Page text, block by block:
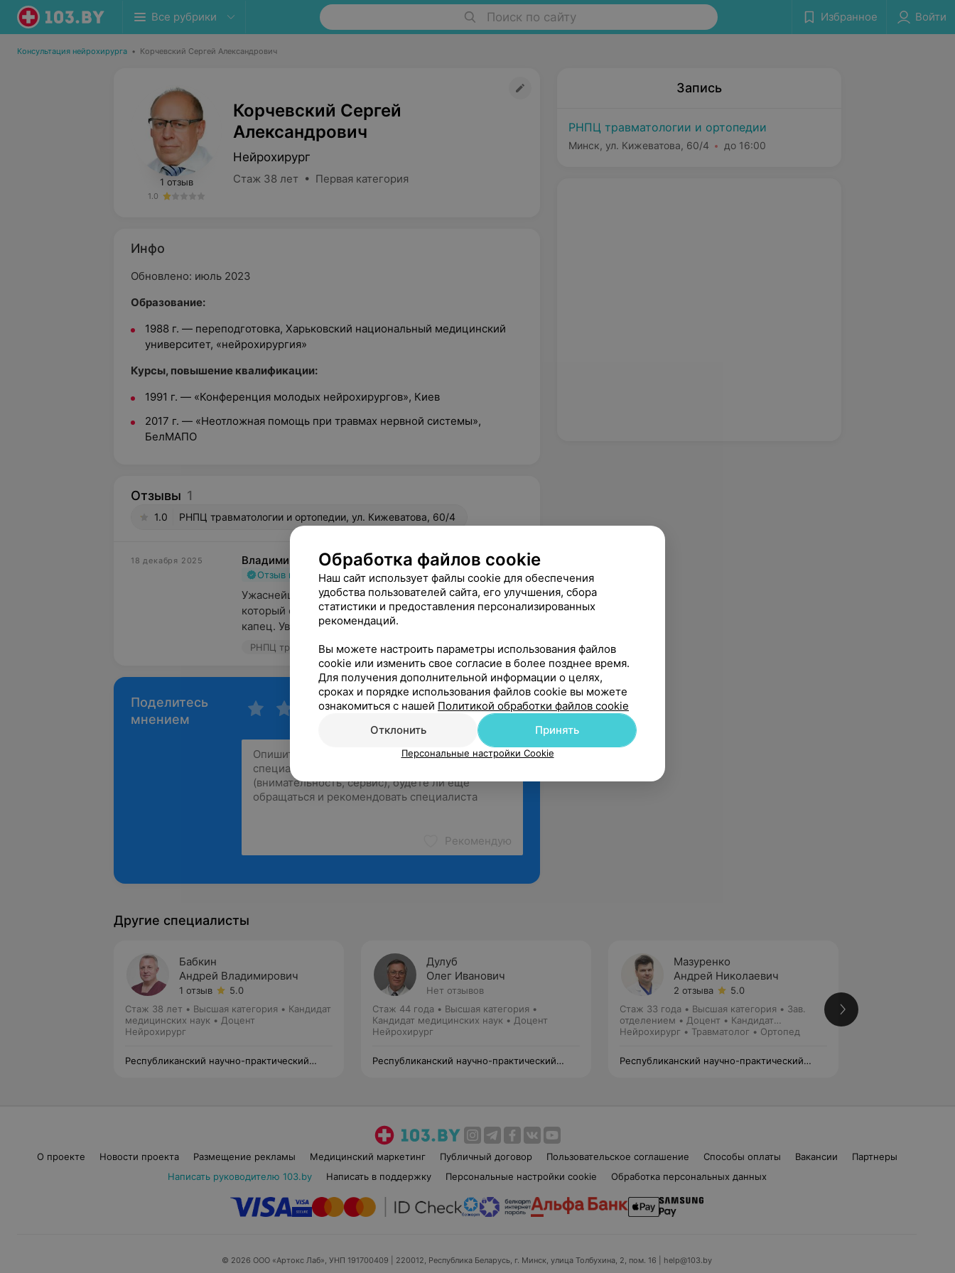
Все рубрики Поиск по сайту Избранное Войти
Консультация нейрохирурга • Корчевский Сергей Александрович
1 отзыв
1.0
Корчевский Сергей
Александрович
Нейрохирург
Стаж 38 лет • Первая категория
Инфо
Обновлено: июль 2023
Образование:
1988 г. — переподготовка, Харьковский национальный медицинский
университет, «нейрохирургия»
Курсы, повышение квалификации:
1991 г. — «Конференция молодых нейрохирургов», Киев
2017 г. — «Неотложная помощь при травмах нервной системы»,
БелМАПО
Отзывы 1
1.0 РНПЦ травматологии и ортопедии, ул. Кижеватова, 60/4
18 декабря 2025 Владимир
Отзыв подтвержден
Ужаснейший неопытный «врач» такого ужаса,
который он сделал с моим позвоночником - это
капец. Увольте его без выплаты пе...
РНПЦ травматологии и ортопедии, ул. Кижеватова, 60/4
Поделитесь
мнением
Рекомендую
Запись
РНПЦ травматологии и ортопедии
Минск, ул. Кижеватова, 60/4 до 16:00
Другие специалисты
Бабкин
Андрей Владимирович
1 отзыв
5.0
Стаж 38 лет • Высшая категория • Кандидат
медицинских наук • Доцент
Нейрохирург
Республиканский научно-практический
Дулуб
Олег Иванович
Нет отзывов
Стаж 44 года • Высшая категория •
Кандидат медицинских наук • Доцент
Нейрохирург
Республиканский научно-практический
Мазуренко
Андрей Николаевич
2 отзыва
5.0
Стаж 33 года • Высшая категория • Зав.
отделением • Доцент • Кандидат
медицинских наук
Нейрохирург • Травматолог • Ортопед
Республиканский научно-практический
О проекте Новости проекта Размещение рекламы Медицинский маркетинг Публичный договор Пользовательское соглашение Способы оплаты Вакансии
Партнеры
Написать руководителю 103.by
Написать в поддержку Персональные настройки cookie Обработка персональных данных
© 2026 ООО «Артокс Лаб», УНП 191700409 | 220012, Республика Беларусь, г. Минск, улица Толбухина, 2, пом. 16 | help@103.by
Обработка файлов cookie
Наш сайт использует файлы cookie для обеспечения
удобства пользователей сайта, его улучшения, сбора
статистики и предоставления персонализированных
рекомендаций.
Вы можете настроить параметры использования файлов
cookie или изменить свое согласие в более позднее время.
Для получения дополнительной информации о целях,
сроках и порядке использования файлов cookie вы можете
ознакомиться с нашей Политикой обработки файлов cookie
Отклонить
Принять
Персональные настройки Cookie